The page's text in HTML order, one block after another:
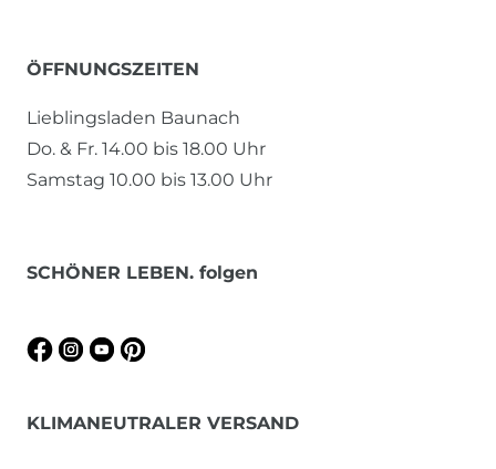
ÖFFNUNGSZEITEN
Lieblingsladen Baunach
Do. & Fr. 14.00 bis 18.00 Uhr
Samstag 10.00 bis 13.00 Uhr
SCHÖNER LEBEN. folgen
KLIMANEUTRALER VERSAND